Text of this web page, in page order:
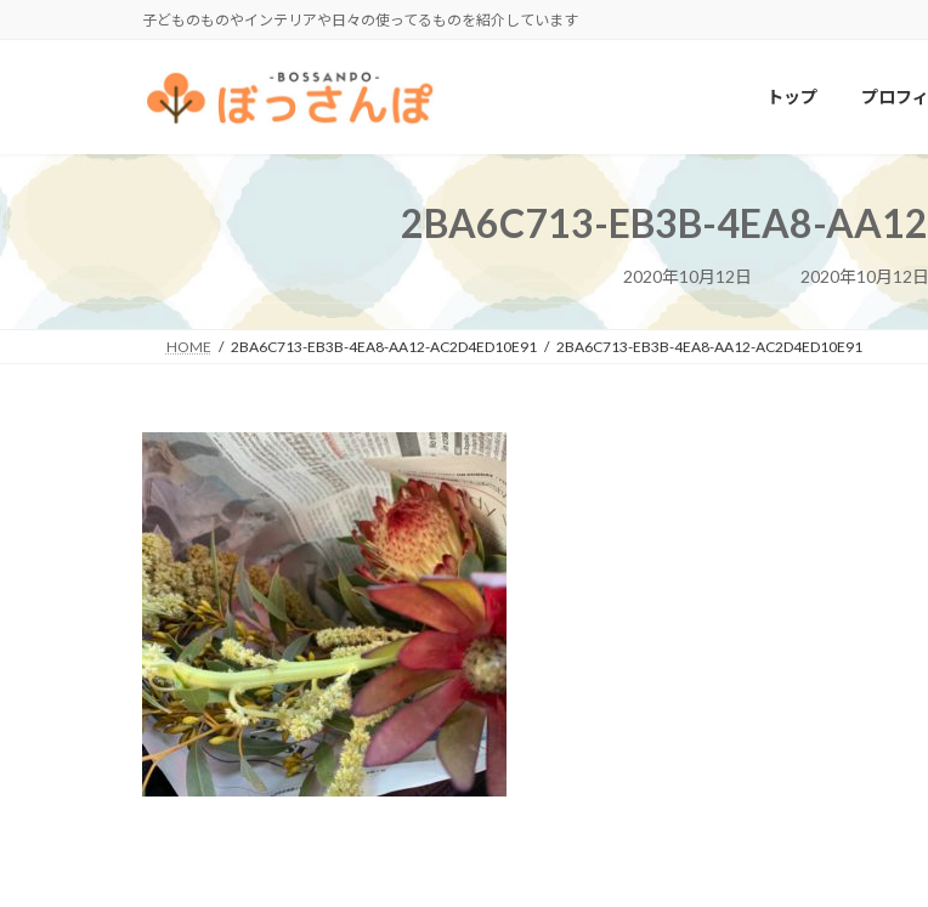
ス
ッ
ン
移
子どものものやインテリアや日々の使ってるものを紹介しています
トップ プロフ
2BA6C713-EB3B-4EA8-
2020年10月12日
最
終
日
時
2020年10月12日
HOME 2BA6C713-EB3B-4EA8-AA12-AC2D4ED10E91 2BA6C713-EB3B-4EA8-AA12-AC2D4ED10E91